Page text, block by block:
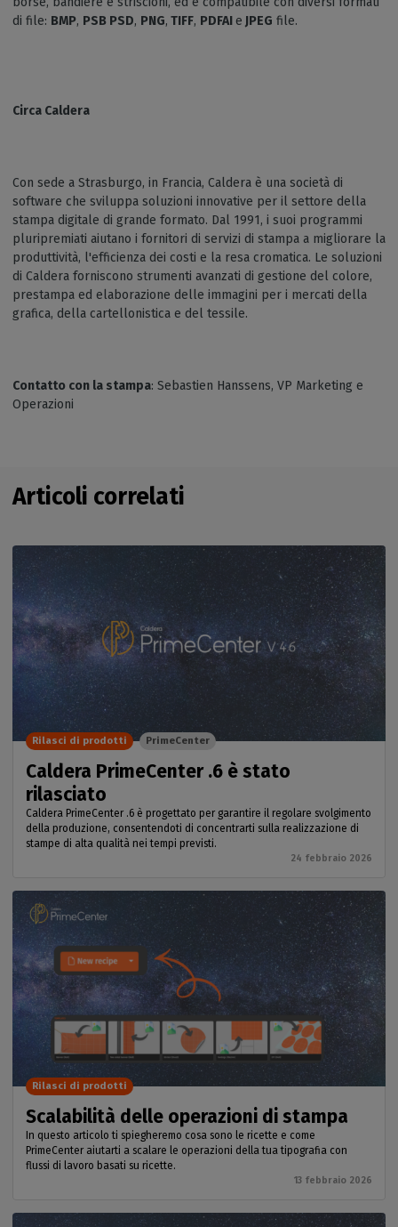
di file: BMP, PSB PSD, PNG, TIFF, PDFAIe JPEG file.
Circa Caldera
Con sede a Strasburgo, in Francia, Caldera è una società di
software che sviluppa soluzioni innovative per il settore della
stampa digitale di grande formato. Dal 1991, i suoi programmi
pluripremiati aiutano i fornitori di servizi di stampa a migliorare la
produttività, l'efficienza dei costi e la resa cromatica. Le soluzioni
di Caldera forniscono strumenti avanzati di gestione del colore,
prestampa ed elaborazione delle immagini per i mercati della
grafica, della cartellonistica e del tessile.
Contatto con la stampa: Sebastien Hanssens, VP Marketing e
Operazioni
Articoli correlati
Caldera PrimeCenter .6 è stato
rilasciato
Caldera PrimeCenter .6 è progettato per garantire il regolare svolgimento
della produzione, consentendoti di concentrarti sulla realizzazione di
stampe di alta qualità nei tempi previsti.
24 febbraio 2026
Rilasci di prodotti PrimeCenter
Scalabilità delle operazioni di stampa
In questo articolo ti spiegheremo cosa sono le ricette e come
PrimeCenter aiutarti a scalare le operazioni della tua tipografia con
flussi di lavoro basati su ricette.
13 febbraio 2026
Rilasci di prodotti